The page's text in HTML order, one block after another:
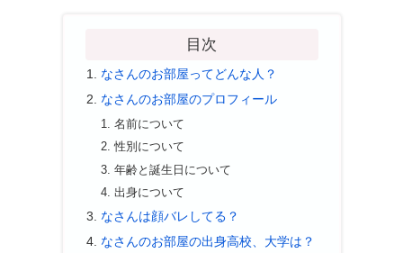
目次
なさんのお部屋ってどんな人？
なさんのお部屋のプロフィール
名前について
性別について
年齢と誕生日について
出身について
なさんは顔バレしてる？
なさんのお部屋の出身高校、大学は？